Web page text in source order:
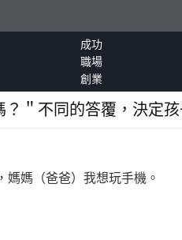
成功
職場
創業
？＂不同的答覆，決定
媽媽（爸爸）我想玩手機。